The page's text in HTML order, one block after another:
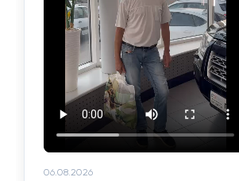
06.08.2026